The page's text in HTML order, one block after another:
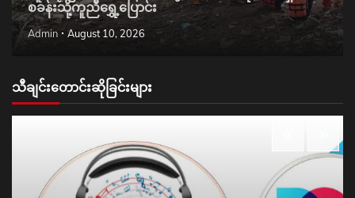
စခန်းသို့ကူညီရွှေ့ပြောင်း
Admin August 10, 2026
သီချင်းတောင်းဆိုခြင်းများ